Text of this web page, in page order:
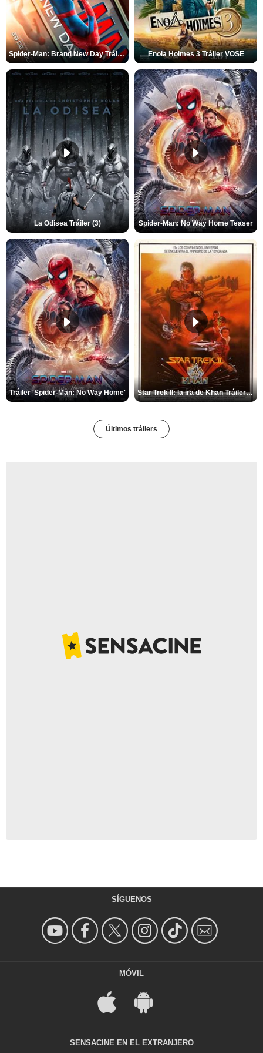
Spider-Man: Brand New Day Tráiler (3) Enola Holmes 3 Tráiler VOSE
La Odisea Tráiler (3) Spider-Man: No Way Home Teaser
Tráiler 'Spider-Man: No Way Home' Star Trek II: la ira de Khan Tráiler VO
Últimos tráilers
SÍGUENOS
MÓVIL
SENSACINE EN EL EXTRANJERO